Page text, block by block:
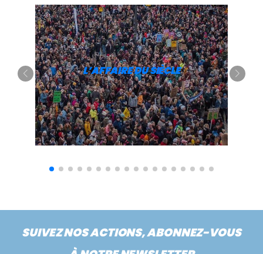
L’AFFAIRE DU SIÈCLE
SUIVEZ NOS ACTIONS, ABONNEZ-VOUS